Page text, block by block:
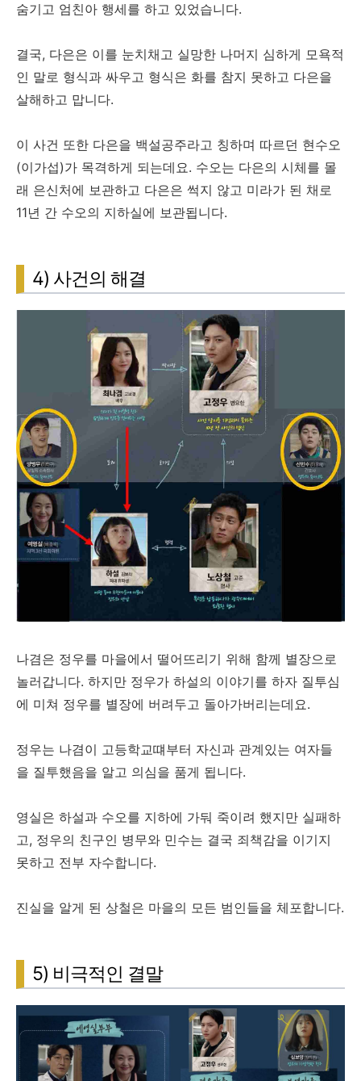
숨기고 엄친아 행세를 하고 있었습니다.
결국, 다은은 이를 눈치채고 실망한 나머지 심하게 모욕적
인 말로 형식과 싸우고 형식은 화를 참지 못하고 다은을
살해하고 맙니다.
이 사건 또한 다은을 백설공주라고 칭하며 따르던 현수오
(이가섭)가 목격하게 되는데요. 수오는 다은의 시체를 몰
래 은신처에 보관하고 다은은 썩지 않고 미라가 된 채로
11년 간 수오의 지하실에 보관됩니다.
4) 사건의 해결
나겸은 정우를 마을에서 떨어뜨리기 위해 함께 별장으로
놀러갑니다. 하지만 정우가 하설의 이야기를 하자 질투심
에 미쳐 정우를 별장에 버려두고 돌아가버리는데요.
정우는 나겸이 고등학교떄부터 자신과 관계있는 여자들
을 질투했음을 알고 의심을 품게 됩니다.
영실은 하설과 수오를 지하에 가둬 죽이려 했지만 실패하
고, 정우의 친구인 병무와 민수는 결국 죄책감을 이기지
못하고 전부 자수합니다.
진실을 알게 된 상철은 마을의 모든 범인들을 체포합니다.
5) 비극적인 결말